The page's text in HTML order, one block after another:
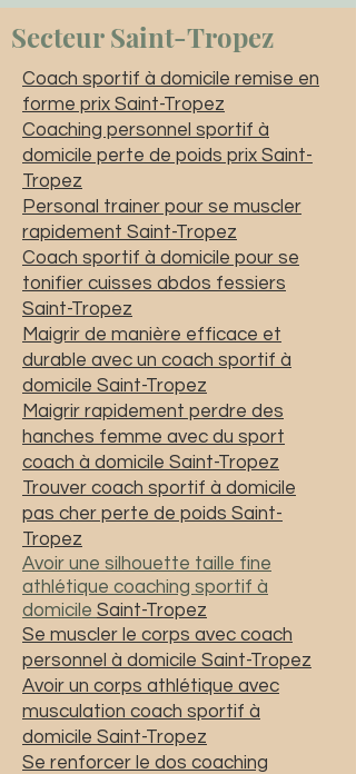
Secteur Saint-Tropez
Coach sportif à domicile remise en
forme prix Saint-Tropez
Coaching personnel sportif à
domicile perte de poids prix Saint-
Tropez
Personal trainer pour se muscler
rapidement Saint-Tropez
Coach sportif à domicile pour se
tonifier cuisses abdos fessiers
Saint-Tropez
Maigrir de manière efficace et
durable avec un coach sportif à
domicile Saint-Tropez
Maigrir rapidement perdre des
hanches femme avec du sport
coach à domicile Saint-Tropez
Trouver coach sportif à domicile
pas cher perte de poids Saint-
Tropez
Avoir une silhouette taille fine
athlétique coaching sportif à
domicile Saint-Tropez
Se muscler le corps avec coach
personnel à domicile Saint-Tropez
Avoir un corps athlétique avec
musculation coach sportif à
domicile Saint-Tropez
Se renforcer le dos coaching